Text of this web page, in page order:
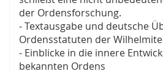
der Ordensforschung.
- Textausgabe und deutsche
Ordensstatuten der
- Einblicke in die innere
bekannten Ordens